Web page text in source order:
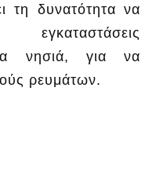
τη δυνατότητα να
νησιά, για να
ρευμάτων.